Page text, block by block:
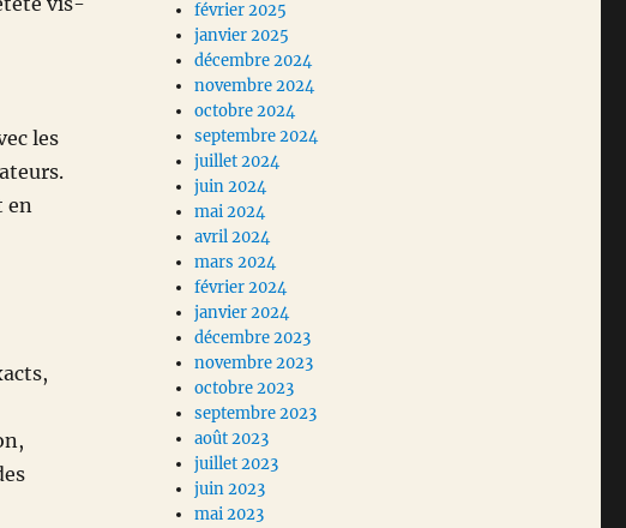
les
en
février 2025
janvier 2025
décembre 2024
novembre 2024
octobre 2024
septembre 2024
juillet 2024
juin 2024
mai 2024
avril 2024
mars 2024
février 2024
janvier 2024
décembre 2023
novembre 2023
octobre 2023
septembre 2023
août 2023
juillet 2023
juin 2023
mai 2023